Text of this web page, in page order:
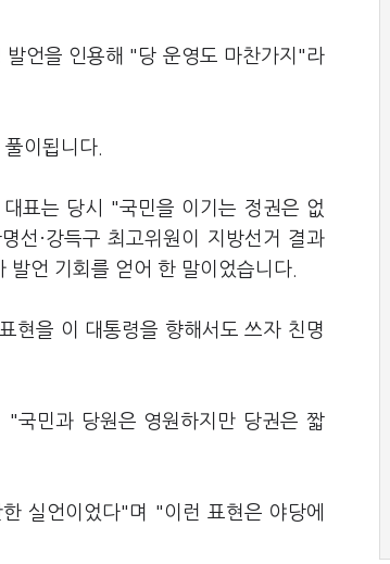
언을 인용해 "당 운영도 마찬가지"라
이됩니다.
표는 당시 "국민을 이기는 정권은 없
선·강득구 최고위원이 지방선거 결과
언 기회를 얻어 한 말이었습니다.
현을 이 대통령을 향해서도 쓰자 친명
국민과 당원은 영원하지만 당권은 짧
실언이었다"며 "이런 표현은 야당에